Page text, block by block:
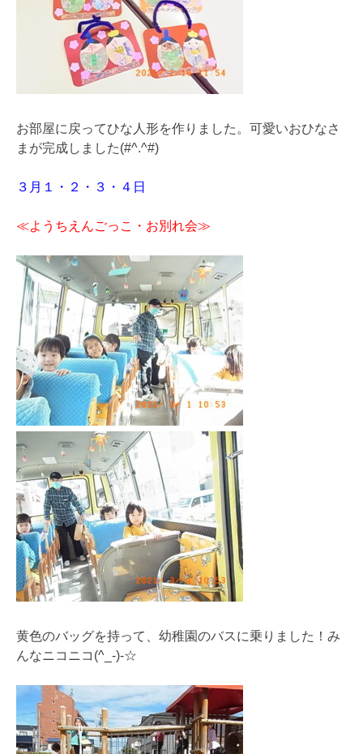
お部屋に戻ってひな人形を作りました。可愛いおひなさ
まが完成しました(#^.^#)
３月１・２・３・４日
≪ようちえんごっこ・お別れ会≫
黄色のバッグを持って、幼稚園のバスに乗りました！み
んなニコニコ(^_-)-☆